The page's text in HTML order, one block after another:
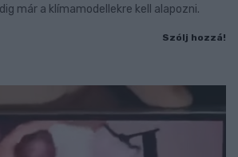
már a klímamodellekre kell alapozni.
Szólj hozzá!